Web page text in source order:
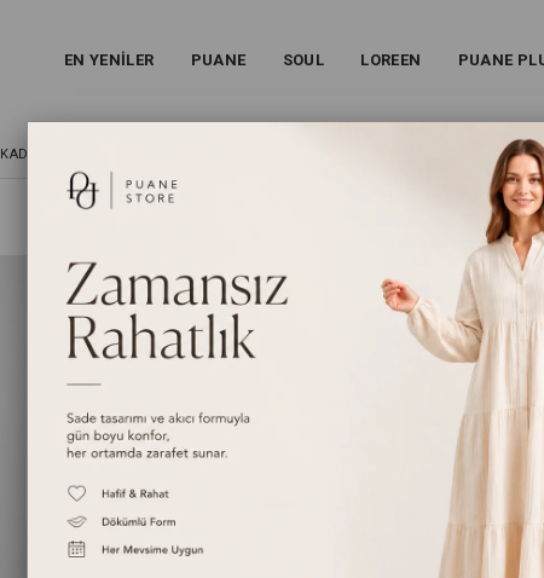
EN YENİLER PUANE SOUL LOREEN PUANE
KADIN OMUZ FIRFIR DETAYLI UZUN DENIM ELBISE -20766ELB - KAHVERENGI
Kadın Omuz Fırfır Detaylı Uzun Denim
₺5.999,00
₺2.499,00
Bu ürünün yanında bunları da tavsiye ediyoruz.